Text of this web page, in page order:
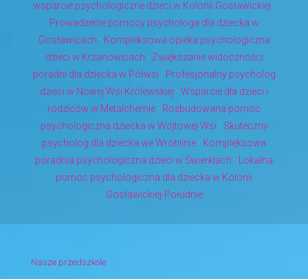
wsparcie psychologiczne dzieci w Kolonii Gosławickiej ·
Prowadzenie pomocy psychologa dla dziecka w
Gosławicach · Kompleksowa opieka psychologiczna
dzieci w Krzanowicach · Zwiększanie widoczności
poradni dla dziecka w Półwsi · Profesjonalny psycholog
dzieci w Nowej Wsi Królewskiej · Wsparcie dla dzieci i
rodziców w Metalchemie · Rozbudowana pomoc
psychologiczna dziecka w Wójtowej Wsi · Skuteczny
psycholog dla dziecka we Wróblinie · Kompleksowa
poradnia psychologiczna dzieci w Świerklach ·
Lokalna
pomoc psychologiczna dla dziecka w Kolonii
Gosławickiej-Południe
Nasze przedszkole